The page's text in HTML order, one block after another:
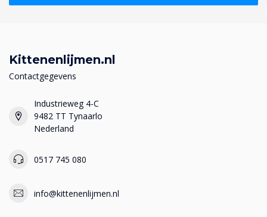
Kittenenlijmen.nl
Contactgegevens
Industrieweg 4-C
9482 TT Tynaarlo
Nederland
0517 745 080
info@kittenenlijmen.nl